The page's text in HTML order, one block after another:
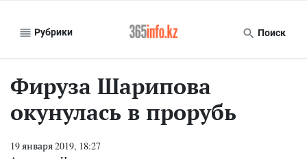
Рубрики Поиск
Фируза Шарипова
окунулась в прорубь
19 января 2019, 18:27